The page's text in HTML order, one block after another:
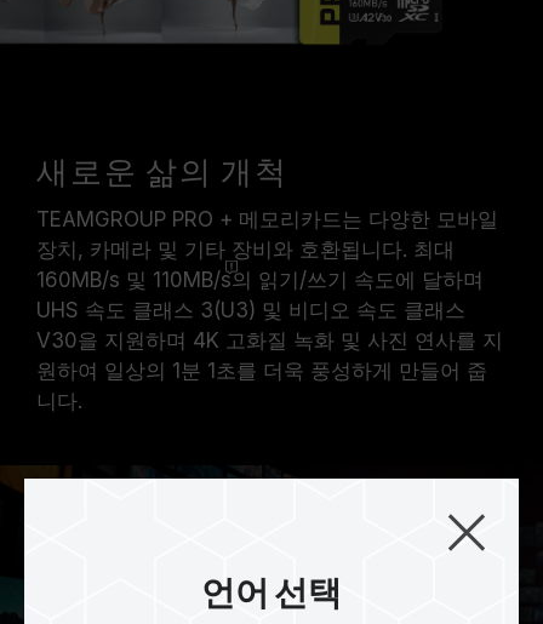
새로운 삶의 개척
TEAMGROUP PRO + 메모리카드는 다양한 모바일
장치, 카메라 및 기타 장비와 호환됩니다. 최대
160MB/s 및 110MB/s의 읽기/쓰기 속도에 달하며
UHS 속도 클래스 3(U3) 및 비디오 속도 클래스
V30을 지원하며 4K 고화질 녹화 및 사진 연사를 지
원하여 일상의 1분 1초를 더욱 풍성하게 만들어 줍
니다.
언어 선택